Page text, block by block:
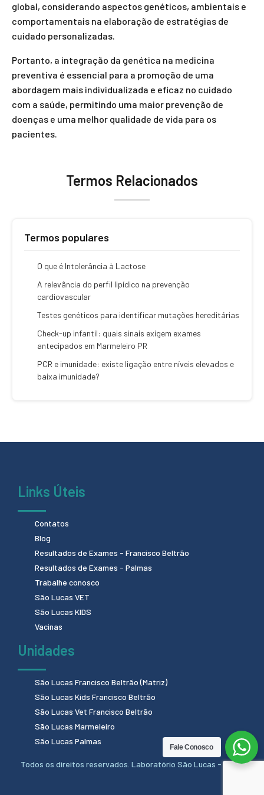
global, considerando aspectos genéticos, ambientais e
comportamentais na elaboração de estratégias de
cuidado personalizadas.
Portanto, a integração da genética na medicina
preventiva é essencial para a promoção de uma
abordagem mais individualizada e eficaz no cuidado
com a saúde, permitindo uma maior prevenção de
doenças e uma melhor qualidade de vida para os
pacientes.
Termos Relacionados
Termos populares
O que é Intolerância à Lactose
A relevância do perfil lipídico na prevenção
cardiovascular
Testes genéticos para identificar mutações hereditárias
Check-up infantil: quais sinais exigem exames
antecipados em Marmeleiro PR
PCR e imunidade: existe ligação entre níveis elevados e
baixa imunidade?
Links Úteis
Contatos
Blog
Resultados de Exames - Francisco Beltrão
Resultados de Exames - Palmas
Trabalhe conosco
São Lucas VET
São Lucas KIDS
Vacinas
Unidades
São Lucas Francisco Beltrão (Matriz)
São Lucas Kids Francisco Beltrão
São Lucas Vet Francisco Beltrão
São Lucas Marmeleiro
São Lucas Palmas
Todos os direitos reservados. Laboratório São Lucas - 2024.
Fale Conosco